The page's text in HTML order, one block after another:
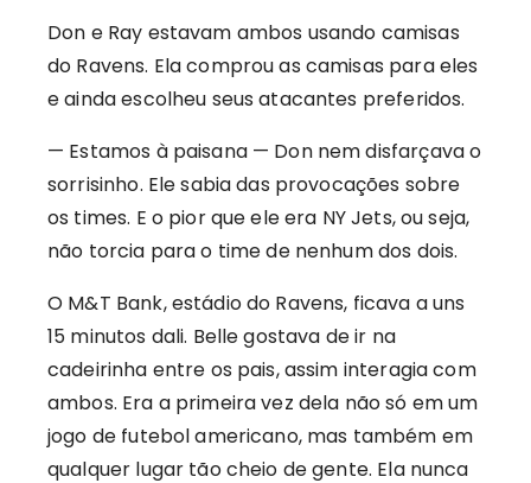
Don e Ray estavam ambos usando camisas
do Ravens. Ela comprou as camisas para eles
e ainda escolheu seus atacantes preferidos.
— Estamos à paisana — Don nem disfarçava o
sorrisinho. Ele sabia das provocações sobre
os times. E o pior que ele era NY Jets, ou seja,
não torcia para o time de nenhum dos dois.
O M&T Bank, estádio do Ravens, ficava a uns
15 minutos dali. Belle gostava de ir na
cadeirinha entre os pais, assim interagia com
ambos. Era a primeira vez dela não só em um
jogo de futebol americano, mas também em
qualquer lugar tão cheio de gente. Ela nunca